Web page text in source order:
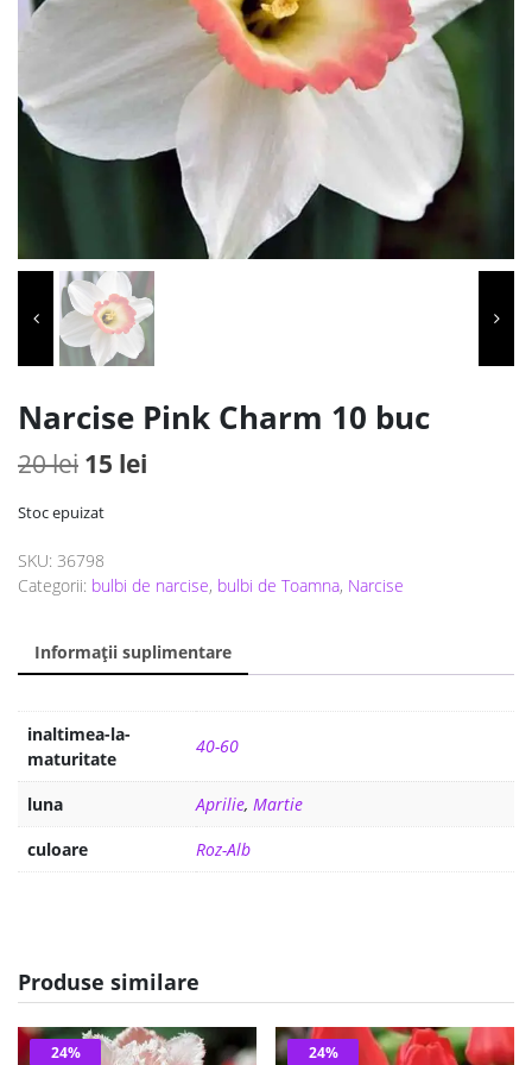
Narcise Pink Charm 10 buc
20lei Prețul
fost:
15 lei
15 lei.
Stoc epuizat
SKU: 36798
Categorii: bulbi de narcise, bulbi de Toamna, Narcise
Informații suplimentare
inaltimea-la-
maturitate
40-60
luna Aprilie, Martie
culoare
Roz-Alb
Produse similare
24% 24%